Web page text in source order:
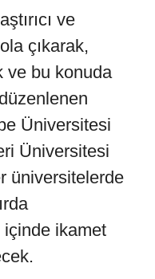
ve
çıkarak,
ve bu konuda
Üniversitesi
Üniversitesi
üniversitelerde
içinde ikamet